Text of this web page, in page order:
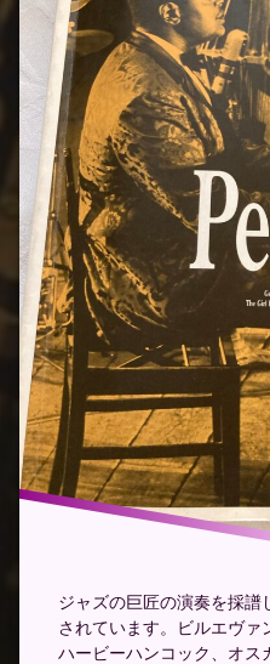
ジャズの巨匠の演奏を採譜
されています。ビルエヴァ
ハービーハンコック、オス
ジ
ピ
ア
コ
ピ
楽
譜
裏
技